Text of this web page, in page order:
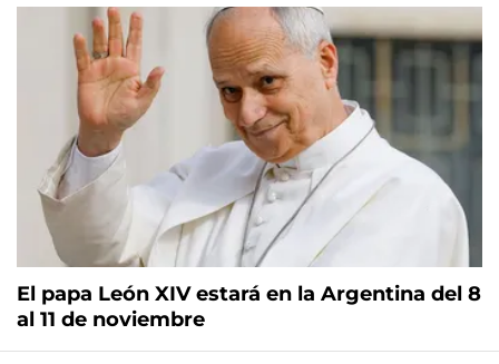
El papa León XIV estará en la Argentina del 8
al 11 de noviembre